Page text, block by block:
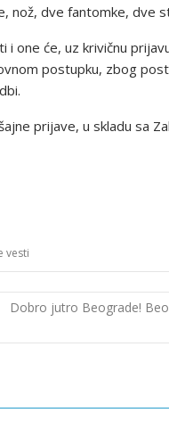
dve fantomke, dve
one će, uz krivičnu
postupku, zbog
prijave, u skladu sa
vesti
Dobro jutro Beograde!